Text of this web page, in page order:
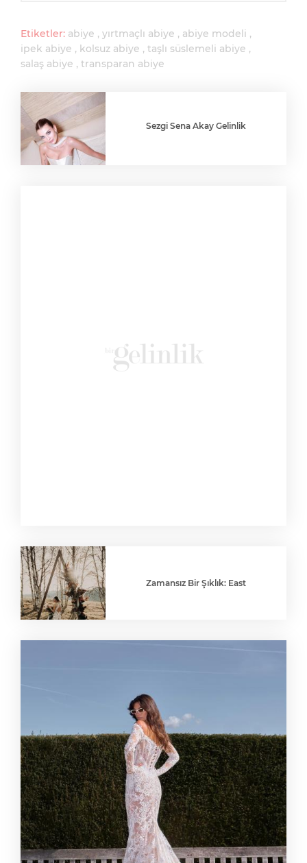
Etiketler: abiye yırtmaçlı abiye
abiye modeli
ipek abiye
kolsuz abiye
taşlı süslemeli abiye
salaş abiye
transparan abiye
Sezgi Sena Akay Gelinlik
Zamansız Bir Şıklık: East